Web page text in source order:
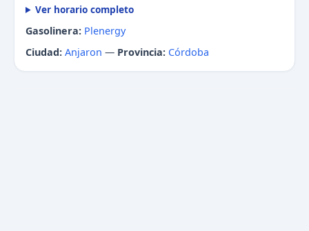
Ver horario completo
Gasolinera: Plenergy
Ciudad: Anjaron — Provincia: Córdoba